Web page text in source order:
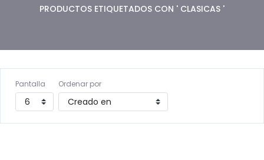
PRODUCTOS ETIQUETADOS CON ' CLASICAS '
Pantalla Ordenar por